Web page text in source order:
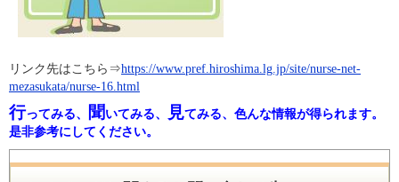
リンク先はこちら⇒https://www.pref.hiroshima.lg.jp/site/nurse-net-
mezasukata/nurse-16.html
行ってみる、 聞いてみる、 見てみる、色んな情報が得られます。
是非参考にしてください。